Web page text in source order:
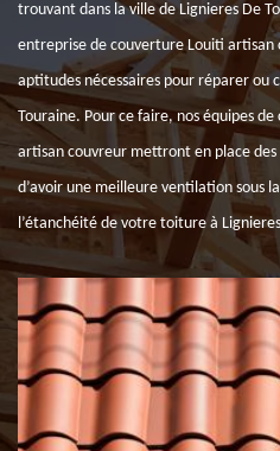
trouvant dans la ville de Lignieres De
entreprise de couverture Louiti artisan
aptitudes nécessaires pour réparer ou
Touraine. Pour ce faire, nos équipes
artisan couvreur mettront en place
d’avoir une meilleure ventilation sous
l’étanchéité de votre toiture à